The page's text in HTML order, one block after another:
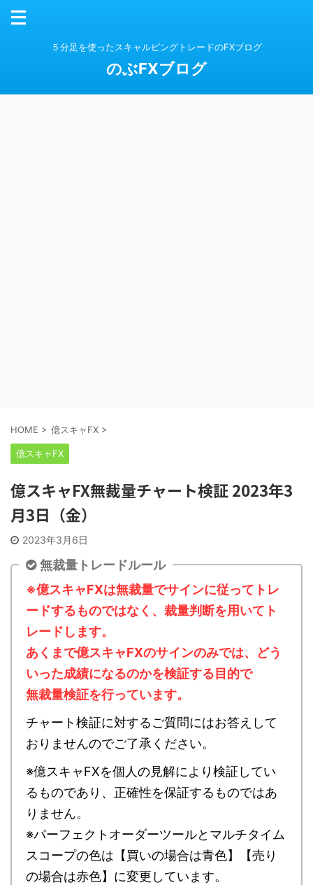
５分足を使ったスキャルピングトレードのFXブログ
のぶFXブログ
HOME > 億スキャFX >
億スキャFX
億スキャFX無裁量チャート検証 2023年3
月3日（金）
2023年3月6日
無裁量トレードルール
※億スキャFXは無裁量でサインに従ってトレ
ードするものではなく、裁量判断を用いてト
レードします。
あくまで億スキャFXのサインのみでは、どう
いった成績になるのかを検証する目的で
無裁量検証を行っています。
チャート検証に対するご質問にはお答えして
おりませんのでご了承ください。
※億スキャFXを個人の見解により検証してい
るものであり、正確性を保証するものではあ
りません。
※パーフェクトオーダーツールとマルチタイム
スコープの色は【買いの場合は青色】【売り
の場合は赤色】に変更しています。